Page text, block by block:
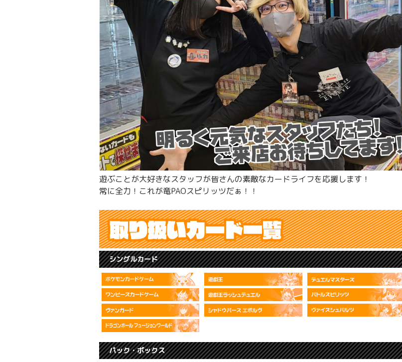
遊ぶことが大好きなスタッフが皆さんの素敵なカードライフを応援します！
常に全力！これが竜PAOスピリッツだぁ！！
シングルカード
パック・ボックス